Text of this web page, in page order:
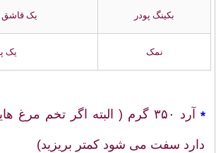
بکینگ پودر یک قاشق
نمک یک
* آرد ۳۵۰ گرم ( البته اگر تخم مرغ
دارد سفت می شود کمتر بریزید)